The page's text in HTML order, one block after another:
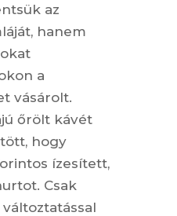
az
hanem
a
vásárolt.
őrölt kávét
hogy
ízesített,
Csak